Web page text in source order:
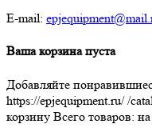
E-mail:
Ваша корзина пуста
Добавляйте
https://epjequipment.ru/ /
корзину Всего товаров: